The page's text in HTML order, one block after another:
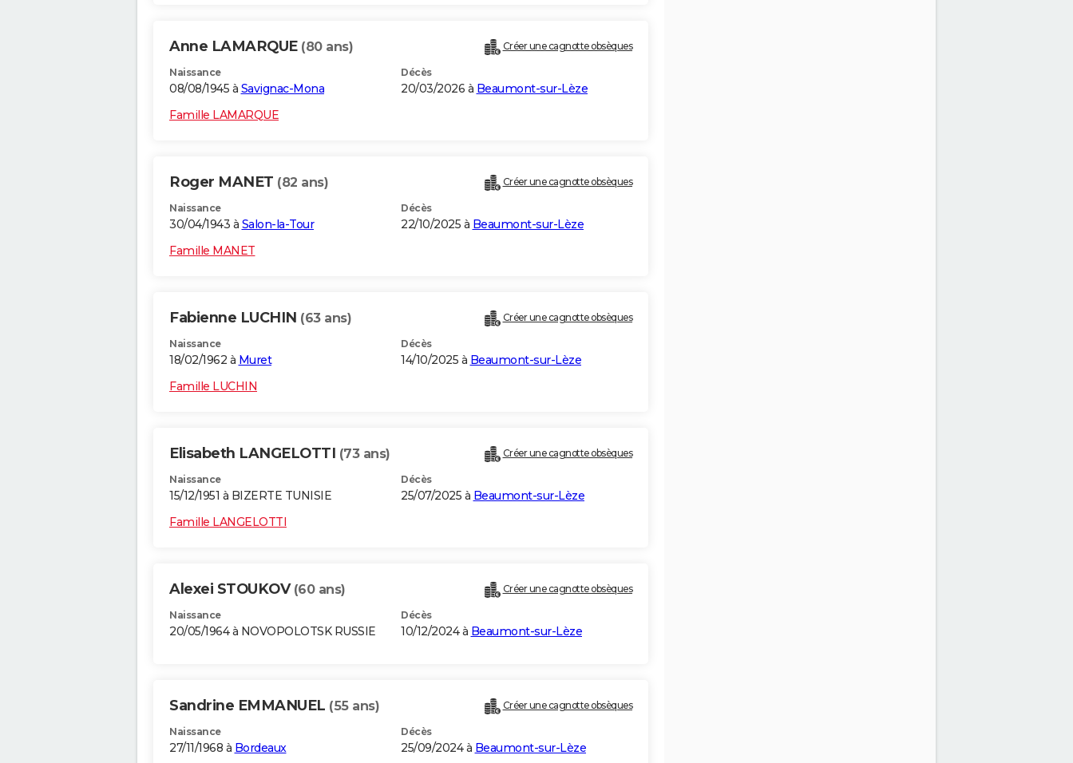
Anne LAMARQUE (80 ans) Créer une cagnotte obsèques
Naissance
08/08/1945 à Savignac-Mona
Décès
20/03/2026 à Beaumont-sur-Lèze
Famille LAMARQUE
Roger MANET (82 ans) Créer une cagnotte obsèques
Naissance
30/04/1943 à Salon-la-Tour
Décès
22/10/2025 à Beaumont-sur-Lèze
Famille MANET
Fabienne LUCHIN (63 ans) Créer une cagnotte obsèques
Naissance
18/02/1962 à Muret
Décès
14/10/2025 à Beaumont-sur-Lèze
Famille LUCHIN
Elisabeth LANGELOTTI (73 ans) Créer une cagnotte obsèques
Naissance
15/12/1951 à BIZERTE TUNISIE
Décès
25/07/2025 à Beaumont-sur-Lèze
Famille LANGELOTTI
Alexei STOUKOV (60 ans) Créer une cagnotte obsèques
Naissance
20/05/1964 à NOVOPOLOTSK RUSSIE
Décès
10/12/2024 à Beaumont-sur-Lèze
Sandrine EMMANUEL (55 ans) Créer une cagnotte obsèques
Naissance
27/11/1968 à Bordeaux
Décès
25/09/2024 à Beaumont-sur-Lèze